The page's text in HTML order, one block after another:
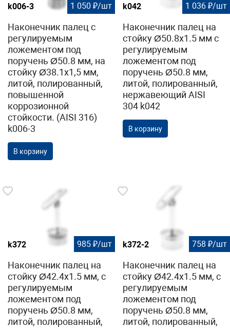
k006-3 1 050 ₽/шт
Наконечник палец с
регулируемым
ложементом под
поручень Ø50.8 мм, на
стойку Ø38.1х1,5 мм,
литой, полированный,
повышенной
коррозионной
стойкости. (AISI 316)
k006-3
В корзину
k042 1 036 ₽/шт
Наконечник палец на
стойку Ø50.8х1.5 мм с
регулируемым
ложементом под
поручень Ø50.8 мм,
литой, полированный,
нержавеющий AISI
304 k042
В корзину
k372 985 ₽/шт
Наконечник палец на
стойку Ø42.4х1.5 мм, с
регулируемым
ложементом под
поручень Ø50.8 мм,
литой, полированный,
k372-2 758 ₽/шт
Наконечник палец на
стойку Ø42.4х1.5 мм, с
регулируемым
ложементом под
поручень Ø50.8 мм,
литой, полированный,